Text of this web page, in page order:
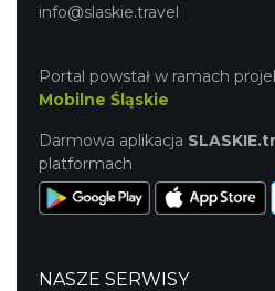
info@slaskie.travel
Portal powstał w ramach
Mobilne Śląskie
Darmowa aplikacja
platformach
NASZE SERWISY